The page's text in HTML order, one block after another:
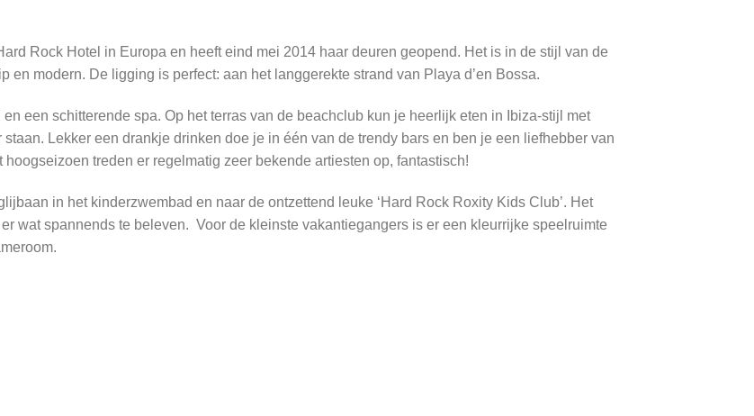
Rock Hotel in Europa en heeft eind mei 2014 haar deuren geopend. Het is in de stijl van de
en modern. De ligging is perfect: aan het langgerekte strand van Playa d’en Bossa.
een schitterende spa. Op het terras van de beachclub kun je heerlijk eten in Ibiza-stijl met
Lekker een drankje drinken doe je in één van de trendy bars en ben je een liefhebber van
treden er regelmatig zeer bekende artiesten op, fantastisch!
in het kinderzwembad en naar de ontzettend leuke ‘Hard Rock Roxity Kids Club’. Het
wat spannends te beleven. Voor de kleinste vakantiegangers is er een kleurrijke speelruimte